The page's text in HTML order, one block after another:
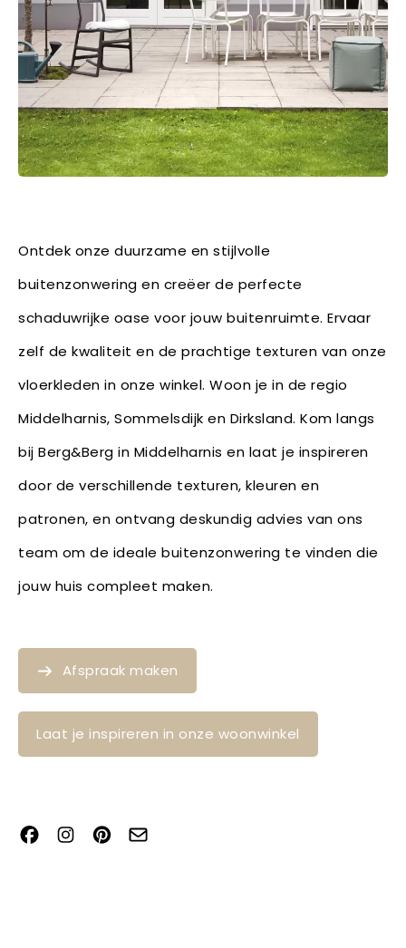
Ontdek onze duurzame en stijlvolle
buitenzonwering en creëer de perfecte
schaduwrijke oase voor jouw buitenruimte. Ervaar
zelf de kwaliteit en de prachtige texturen van onze
vloerkleden in onze winkel. Woon je in de regio
Middelharnis, Sommelsdijk en Dirksland. Kom langs
bij Berg&Berg in Middelharnis en laat je inspireren
door de verschillende texturen, kleuren en
patronen, en ontvang deskundig advies van ons
team om de ideale buitenzonwering te vinden die
jouw huis compleet maken.
Afspraak maken
Laat je inspireren in onze woonwinkel